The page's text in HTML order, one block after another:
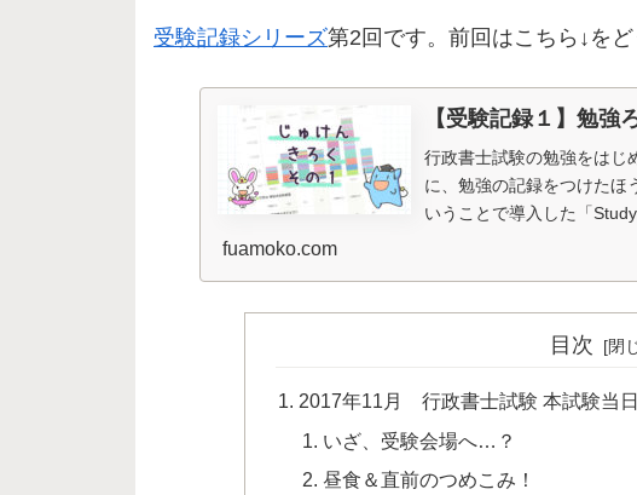
受験記録シリーズ第2回です。前回はこちら↓を
【受験記録１】勉強
行政書士試験の勉強をはじ
に、勉強の記録をつけた
いうことで導入した「
fuamoko.com
目次
2017年11月 行政書士試験 本試験当日
いざ、受験会場へ…？
昼食＆直前のつめこみ！